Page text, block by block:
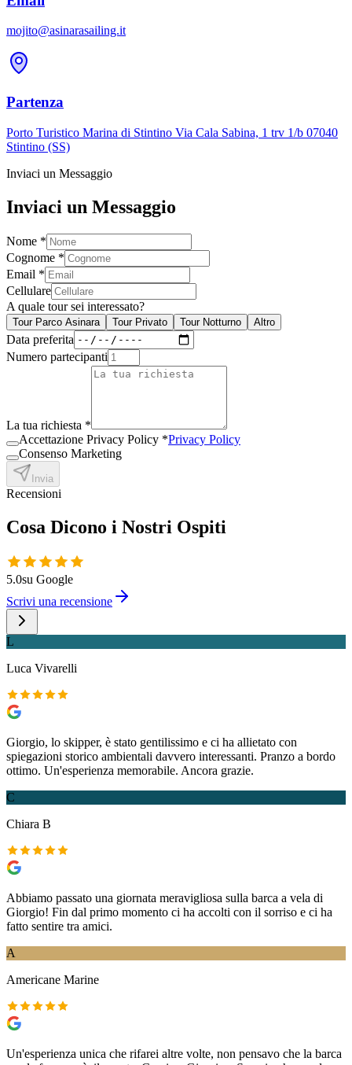
mojito@asinarasailing.it
Partenza
Porto Turistico Marina di Stintino Via Cala Sabina, 1 trv 1/b 07040
Stintino (SS)
Inviaci un Messaggio
Inviaci un Messaggio
Nome *
Cognome *
Email *
Cellulare
A quale tour sei interessato?
Tour Parco Asinara Tour Privato Tour Notturno Altro
Data preferita
Numero partecipanti
La tua richiesta *
Accettazione Privacy Policy *Privacy Policy
Consenso Marketing
Invia
Recensioni
Cosa Dicono i Nostri Ospiti
5.0su Google
Scrivi una recensione
L
Luca Vivarelli
Giorgio, lo skipper, è stato gentilissimo e ci ha allietato con
spiegazioni storico ambientali davvero interessanti. Pranzo a bordo
ottimo. Un'esperienza memorabile. Ancora grazie.
C
Chiara B
Abbiamo passato una giornata meravigliosa sulla barca a vela di
Giorgio! Fin dal primo momento ci ha accolti con il sorriso e ci ha
fatto sentire tra amici.
A
Americane Marine
Un'esperienza unica che rifarei altre volte, non pensavo che la barca